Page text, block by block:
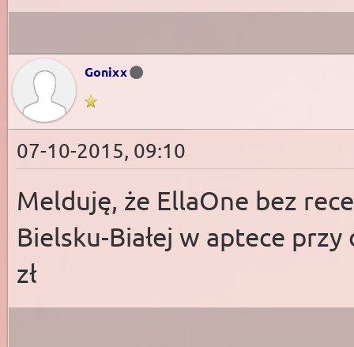
Gonixx
07-10-2015, 09:10
Melduję, że EllaOne bez
Bielsku-Białej w aptece
zł